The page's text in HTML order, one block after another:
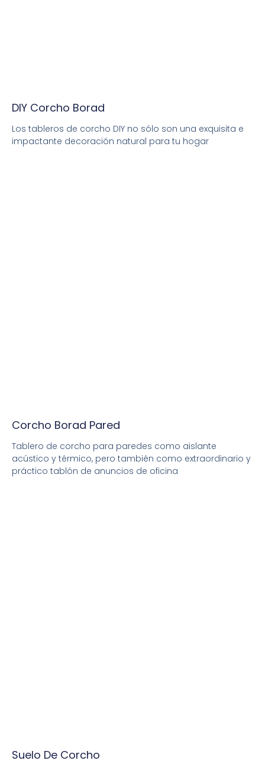
DIY Corcho Borad
Los tableros de corcho DIY no sólo son una exquisita e
impactante decoración natural para tu hogar
Corcho Borad Pared
Tablero de corcho para paredes como aislante
acústico y térmico, pero también como extraordinario y
práctico tablón de anuncios de oficina
Suelo De Corcho